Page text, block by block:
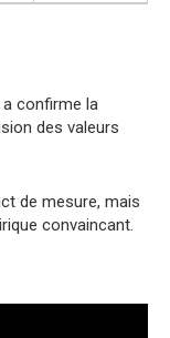
a confirme la
des valeurs
de mesure, mais
convaincant.